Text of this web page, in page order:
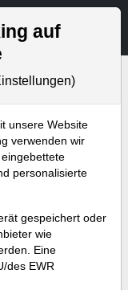
und Artikelsuche
auf
unsere Website
verwenden wir
personalisierte
gespeichert oder
wie
Eine
des EWR